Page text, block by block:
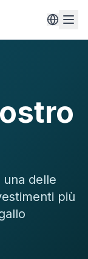
una delle
più